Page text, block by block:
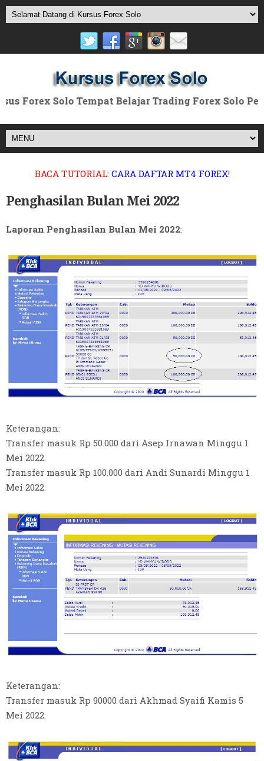
Solo Tempat Belajar Trading Forex Solo Pelatihan
BACA TUTORIAL: CARA DAFTAR MT4 FOREX!
Penghasilan Bulan Mei 2022
Laporan Penghasilan Bulan Mei 2022:
Keterangan:
Transfer masuk Rp 50.000 dari Asep Irnawan Minggu 1
Mei 2022.
Transfer masuk Rp 100.000 dari Andi Sunardi Minggu 1
Mei 2022.
Keterangan:
Transfer masuk Rp 90000 dari Akhmad Syaifi Kamis 5
Mei 2022.